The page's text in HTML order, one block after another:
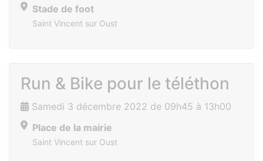
Stade de foot
Saint Vincent sur Oust
Run & Bike pour le téléthon
Samedi 3 décembre 2022 de 09h45 à 13h00
Place de la mairie
Saint Vincent sur Oust